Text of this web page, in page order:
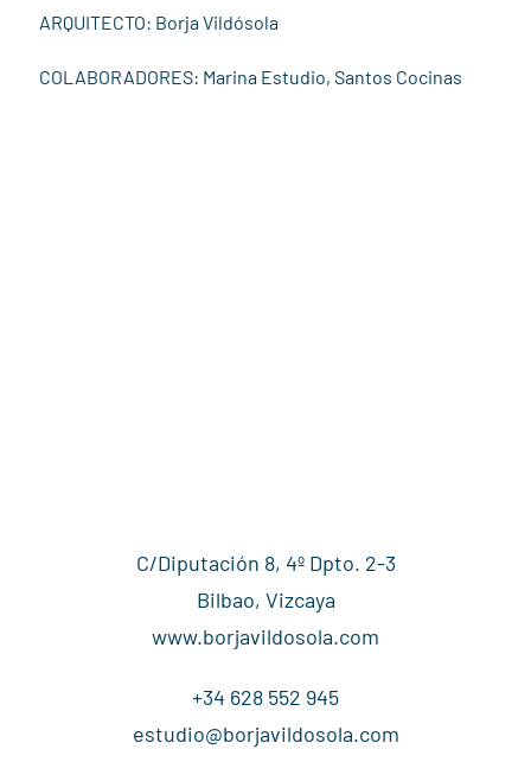
ARQUITECTO: Borja Vildósola
COLABORADORES: Marina Estudio, Santos Cocinas
C/Diputación 8, 4º Dpto. 2-3
Bilbao, Vizcaya
www.borjavildosola.com
+34 628 552 945
estudio@borjavildosola.com